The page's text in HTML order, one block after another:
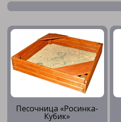
Песочница «Росинка-
Кубик»